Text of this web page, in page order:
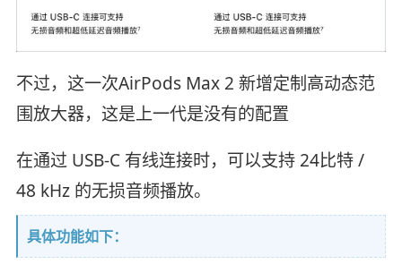
不过，这一次AirPods Max 2 新增定制高动态范
围放大器，这是上一代是没有的配置
在通过 USB-C 有线连接时，可以支持 24比特 /
48 kHz 的无损音频播放。
具体功能如下：